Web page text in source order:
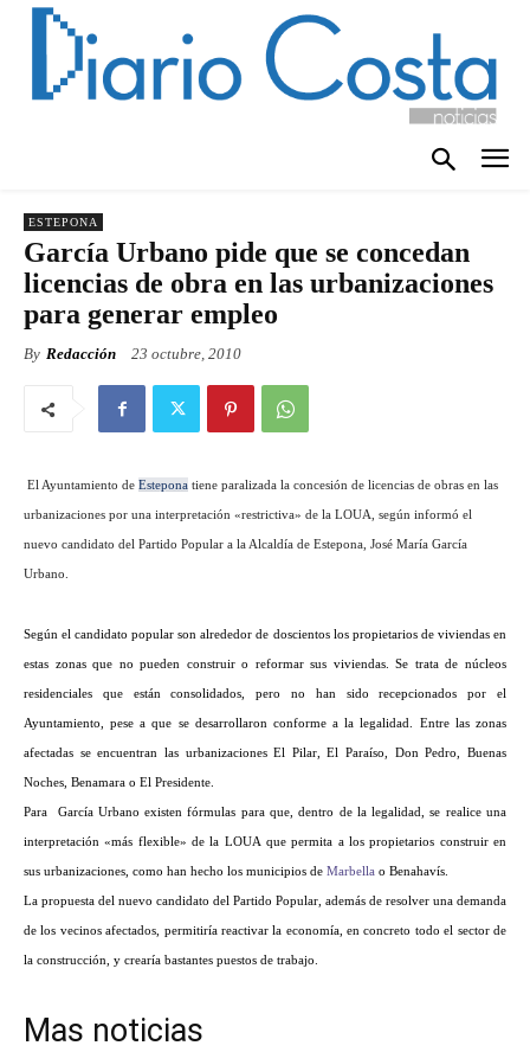
ESTEPONA
García Urbano pide que se concedan
licencias de obra en las urbanizaciones
para generar empleo
By Redacción 23 octubre, 2010
El Ayuntamiento de Estepona tiene paralizada la concesión de licencias de obras en las
urbanizaciones por una interpretación «restrictiva» de la LOUA, según informó el
nuevo candidato del Partido Popular a la Alcaldía de Estepona, José María García
Urbano.
Según el candidato popular son alrededor de doscientos los propietarios de viviendas en
estas zonas que no pueden construir o reformar sus viviendas. Se trata de núcleos
residenciales que están consolidados, pero no han sido recepcionados por el
Ayuntamiento, pese a que se desarrollaron conforme a la legalidad. Entre las zonas
afectadas se encuentran las urbanizaciones El Pilar, El Paraíso, Don Pedro, Buenas
Noches, Benamara o El Presidente.
Para García Urbano existen fórmulas para que, dentro de la legalidad, se realice una
interpretación «más flexible» dela LOUAque permita a los propietarios construir en
sus urbanizaciones, como han hecho los municipios de Marbella o Benahavís.
La propuesta del nuevo candidato del Partido Popular, además de resolver una demanda
de los vecinos afectados, permitiría reactivar la economía, en concreto todo el sector de
la construcción, y crearía bastantes puestos de trabajo.
Mas noticias